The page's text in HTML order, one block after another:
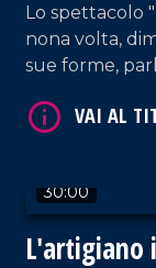
Lo spettacolo
nona volta,
sue forme,
30:00
L'artigiano
VAI AL TITOLO